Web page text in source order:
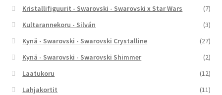
Kristallifiguurit - Swarovski - Swarovski x Star Wars
(7)
Kultarannekoru - Silván
(3)
Kynä - Swarovski - Swarovski Crystalline
(27)
Kynä - Swarovski - Swarovski Shimmer
(2)
Laatukoru
(12)
Lahjakortit
(11)